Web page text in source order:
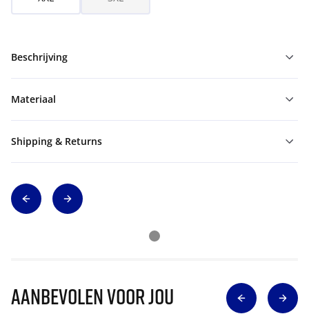
Beschrijving
Materiaal
Shipping & Returns
Aanbevolen voor jou